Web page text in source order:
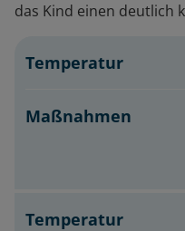
das Kind einen deutlich
Temperatur